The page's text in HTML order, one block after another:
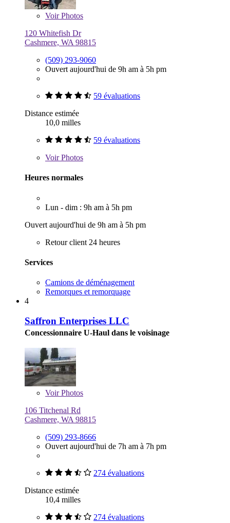
VoirPhotos
120 Whitefish Dr
Cashmere, WA 98815
(509) 293-9060
Ouvert aujourd'hui de 9h am à 5h pm
59 évaluations
Distance estimée
10,0 milles
59 évaluations
VoirPhotos
Heures normales
Lun - dim : 9h am à 5h pm
Ouvert aujourd'hui de 9h am à 5h pm
Retour client 24 heures
Services
Camions de déménagement
Remorques et remorquage
4
Saffron Enterprises LLC
Concessionnaire U-Haul dans le voisinage
VoirPhotos
106 Titchenal Rd
Cashmere, WA 98815
(509) 293-8666
Ouvert aujourd'hui de 7h am à 7h pm
274 évaluations
Distance estimée
10,4 milles
274 évaluations